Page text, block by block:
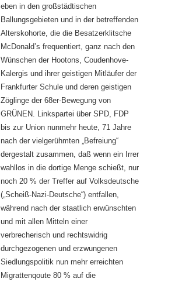
eben in den großstädtischen
Ballungsgebieten und in der betreffenden
Alterskohorte, die die Besatzerklitsche
McDonald’s frequentiert, ganz nach den
Wünschen der Hootons, Coudenhove-
Kalergis und ihrer geistigen Mitläufer der
Frankfurter Schule und deren geistigen
Zöglinge der 68er-Bewegung von
GRÜNEN. Linkspartei über SPD, FDP
bis zur Union nunmehr heute, 71 Jahre
nach der vielgerühmten „Befreiung“
dergestalt zusammen, daß wenn ein Irrer
wahllos in die dortige Menge schießt, nur
noch 20 % der Treffer auf Volksdeutsche
(„Scheiß-Nazi-Deutsche“) entfallen,
während nach der staatlich erwünschten
und mit allen Mitteln einer
verbrecherisch und rechtswidrig
durchgezogenen und erzwungenen
Siedlungspolitik nun mehr erreichten
Migrattenqoute 80 % auf die